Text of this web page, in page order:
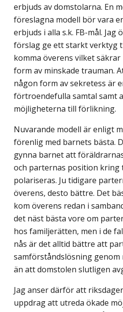
erbjuds av domstolarna. En
föreslagna modell bör vara
erbjuds i alla s.k. FB-mål. Jag
förslag ge ett starkt verktyg
komma överens vilket
form av minskade trauman.
någon form av sekretess är
förtroendefulla samtal samt
möjligheterna till förlikning.
Nuvarande modell är enligt
förenlig med barnets bästa.
gynna barnet att
och parternas position kring
polariseras. Ju tidigare
överens, desto bättre. Det
kom överens redan i
det näst bästa vore om
hos familjerätten, men i de
nås är det alltid bättre att
samförståndslösning
än att domstolen slutligen
Jag anser därför att
uppdrag att utreda ökade